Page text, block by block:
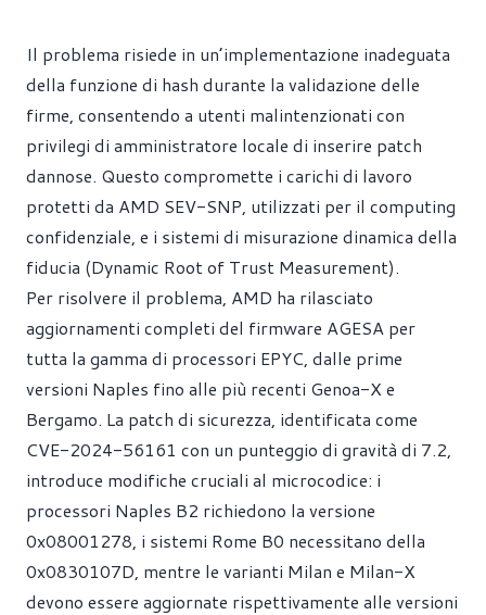
Il problema risiede in un’implementazione inadeguata
della funzione di hash durante la validazione delle
firme, consentendo a utenti malintenzionati con
privilegi di amministratore locale di inserire patch
dannose. Questo compromette i carichi di lavoro
protetti da AMD SEV-SNP, utilizzati per il computing
confidenziale, e i sistemi di misurazione dinamica della
fiducia (Dynamic Root of Trust Measurement).
Per risolvere il problema, AMD ha rilasciato
aggiornamenti completi del firmware AGESA per
tutta la gamma di processori EPYC, dalle prime
versioni Naples fino alle più recenti Genoa-X e
Bergamo. La patch di sicurezza, identificata come
CVE-2024-56161 con un punteggio di gravità di 7.2,
introduce modifiche cruciali al microcodice: i
processori Naples B2 richiedono la versione
0x08001278, i sistemi Rome B0 necessitano della
0x0830107D, mentre le varianti Milan e Milan-X
devono essere aggiornate rispettivamente alle versioni